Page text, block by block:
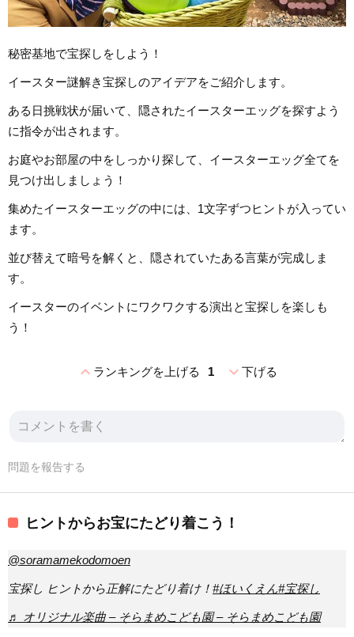
秘密基地で宝探しをしよう！
イースター謎解き宝探しのアイデアをご紹介します。
ある日挑戦状が届いて、隠されたイースターエッグを探すよう
に指令が出されます。
お庭やお部屋の中をしっかり探して、イースターエッグ全てを
見つけ出しましょう！
集めたイースターエッグの中には、1文字ずつヒントが入ってい
ます。
並び替えて暗号を解くと、隠されていたある言葉が完成しま
す。
イースターのイベントにワクワクする演出と宝探しを楽しも
う！
expand_lessランキングを上げる 1 expand_more下げる
問題を報告する
ヒントからお宝にたどり着こう！
@soramamekodomoen
宝探し ヒントから正解にたどり着け！ #ほいくえん#宝探し
♬ オリジナル楽曲 – そらまめこども園 – そらまめこども園